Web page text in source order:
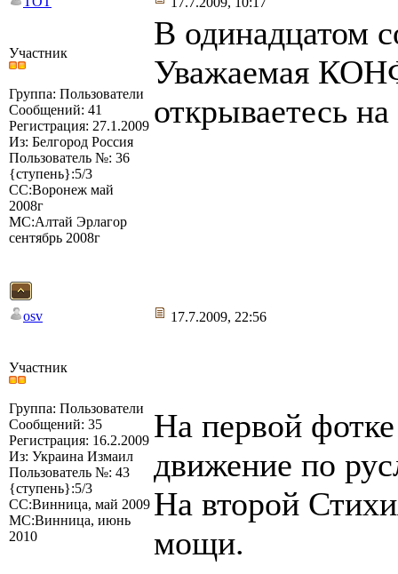
Участник
Группа: Пользователи
Сообщений: 41
Регистрация: 27.1.2009
Из: Белгород Россия
Пользователь №: 36
{ступень}:5/3
СС:Воронеж май
2008г
МС:Алтай Эрлагор
сентябрь 2008г
В одинадцатом
Уважаемая
открываетесь
osv 17.7.2009, 22:56
Участник
Группа: Пользователи
Сообщений: 35
Регистрация: 16.2.2009
Из: Украина Измаил
Пользователь №: 43
{ступень}:5/3
СС:Винница, май 2009
МС:Винница, июнь
2010
На первой
движение по
На второй
мощи.